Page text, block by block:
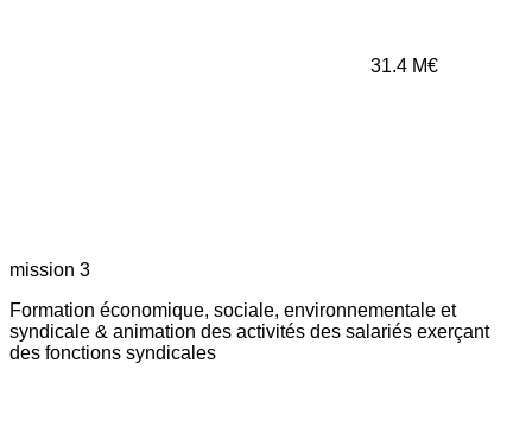
31.4 M€
mission 3
Formation économique, sociale, environnementale et
syndicale & animation des activités des salariés exerçant
des fonctions syndicales